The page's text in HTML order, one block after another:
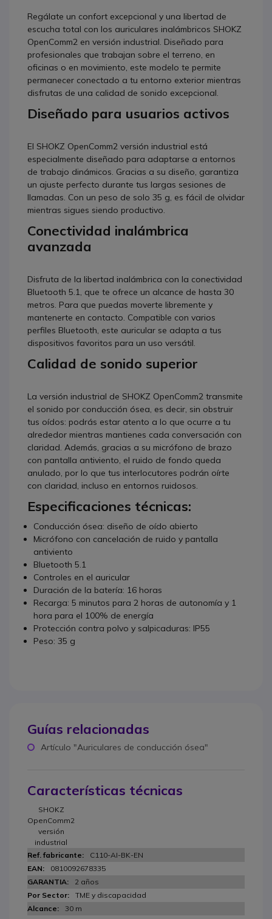
Regálate un confort excepcional y una libertad de
escucha total con los auriculares inalámbricos SHOKZ
OpenComm2 en versión industrial. Diseñado para
profesionales que trabajan sobre el terreno, en
oficinas o en movimiento, este modelo te permite
permanecer conectado a tu entorno exterior mientras
disfrutas de una calidad de sonido excepcional.
Diseñado para usuarios activos
El SHOKZ OpenComm2 versión industrial está
especialmente diseñado para adaptarse a entornos
de trabajo dinámicos. Gracias a su diseño, garantiza
un ajuste perfecto durante tus largas sesiones de
llamadas. Con un peso de solo 35 g, es fácil de olvidar
mientras sigues siendo productivo.
Conectividad inalámbrica
avanzada
Disfruta de la libertad inalámbrica con la conectividad
Bluetooth 5.1, que te ofrece un alcance de hasta 30
metros. Para que puedas moverte libremente y
mantenerte en contacto. Compatible con varios
perfiles Bluetooth, este auricular se adapta a tus
dispositivos favoritos para un uso versátil.
Calidad de sonido superior
La versión industrial de SHOKZ OpenComm2 transmite
el sonido por conducción ósea, es decir, sin obstruir
tus oídos: podrás estar atento a lo que ocurre a tu
alrededor mientras mantienes cada conversación con
claridad. Además, gracias a su micrófono de brazo
con pantalla antiviento, el ruido de fondo queda
anulado, por lo que tus interlocutores podrán oírte
con claridad, incluso en entornos ruidosos.
Especificaciones técnicas:
Conducción ósea: diseño de oído abierto
Micrófono con cancelación de ruido y pantalla
antiviento
Bluetooth 5.1
Controles en el auricular
Duración de la batería: 16 horas
Recarga: 5 minutos para 2 horas de autonomía y 1
hora para el 100% de energía
Protección contra polvo y salpicaduras: IP55
Peso: 35 g
Guías relacionadas
Artículo "Auriculares de conducción ósea"
Características técnicas
SHOKZ
OpenComm2
versión
industrial
C110-AI-BK-EN
0810092678335
2 años
TME y discapacidad
30 m